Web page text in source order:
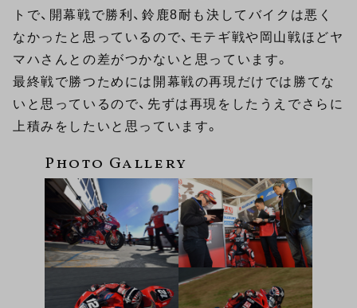
トで、開幕戦で勝利、鈴鹿8耐も決してバイクは悪く
なかったと思っているので、モテギ戦や岡山戦ほどヤ
マハさんとの差がつかないと思っています。
最終戦で勝つためには開幕戦の再現だけでは勝てな
いと思っているので、先ずは再現をしたうえでさらに
上積みをしたいと思っています。